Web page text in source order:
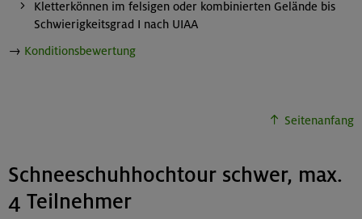
Kletterkönnen im felsigen oder kombinierten Gelände bis
Schwierigkeitsgrad I nach UIAA
→ Konditionsbewertung
Seitenanfang
Schneeschuhhochtour schwer, max.
4 Teilnehmer